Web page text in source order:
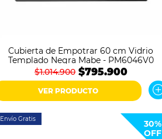
Cubierta de Empotrar 60 cm Vidrio
Templado Negra Mabe - PM6046V0
$1.014.900 $795.900
VER PRODUCTO
Envío Gratis
30%
OFF